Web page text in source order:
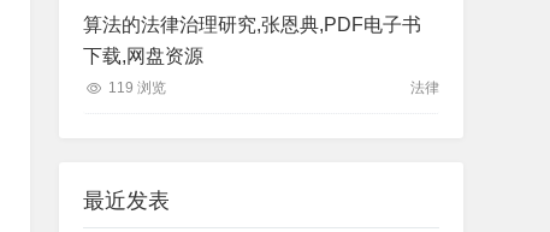
算法的法律治理研究,张恩典,PDF电子书
下载,网盘资源
119 浏览 法律
最近发表